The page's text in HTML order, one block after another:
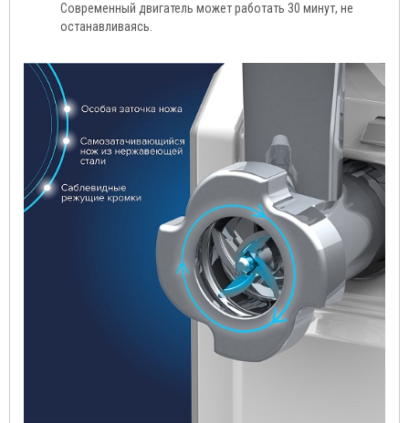
Современный двигатель может работать 30 минут, не
останавливаясь.